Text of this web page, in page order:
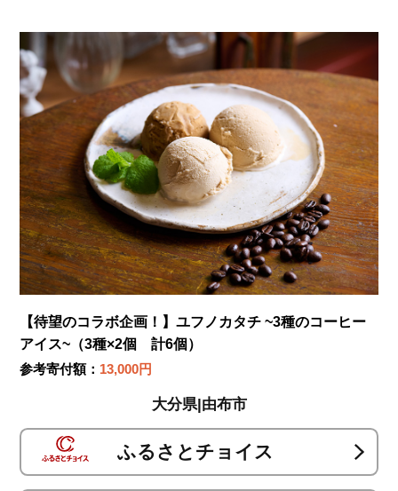
【待望のコラボ企画！】ユフノカタチ ~3種のコーヒー
アイス~（3種×2個 計6個）
参考寄付額： 13,000円
大分県|由布市
ふるさとチョイス